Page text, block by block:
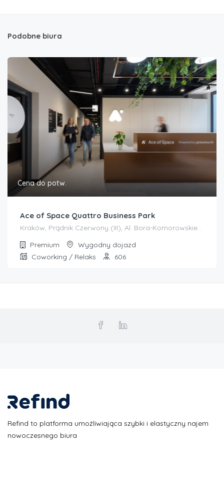
Podobne biura
Cena do potw.
Ace of Space Quattro Business Park
Kraków, Prądnik Czerwony (III), Al. Bora-Komorowskiego 25
Premium
Wygodny dojazd
Coworking / Relaks
606
Refind to platforma umożliwiająca szybki i elastyczny najem
nowoczesnego biura